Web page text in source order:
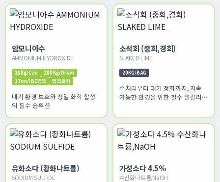
암모니아수
AMMONIUM HYDROXIDE
20Kg/Can
200Kg/Drum
1Ton/IBC탱크
탱크로리
대기 환경 보호와 정밀 화학 합성
의 필수 솔루션
소석회 (중회,경회)
SLAKED LIME
20KG/BAG
수처리부터 대기 정화까지, 지속
가능한 환경을 위한 필수 알칼리
유화소다 (황화나트륨)
SODIUM SULFIDE
가성소다 4.5%
수산화나트륨,NaOH